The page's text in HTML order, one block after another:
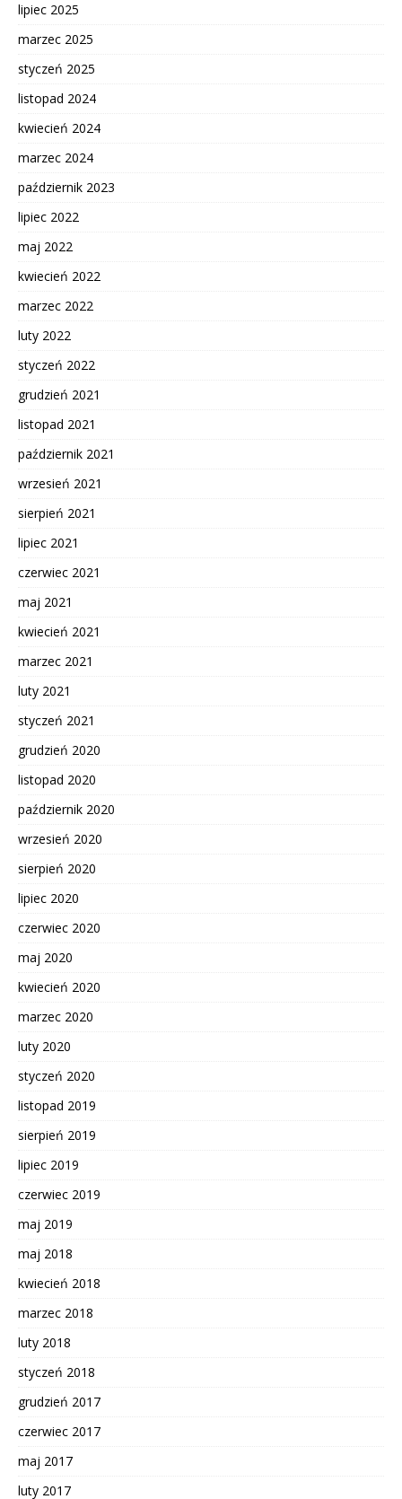
lipiec 2025
marzec 2025
styczeń 2025
listopad 2024
kwiecień 2024
marzec 2024
październik 2023
lipiec 2022
maj 2022
kwiecień 2022
marzec 2022
luty 2022
styczeń 2022
grudzień 2021
listopad 2021
październik 2021
wrzesień 2021
sierpień 2021
lipiec 2021
czerwiec 2021
maj 2021
kwiecień 2021
marzec 2021
luty 2021
styczeń 2021
grudzień 2020
listopad 2020
październik 2020
wrzesień 2020
sierpień 2020
lipiec 2020
czerwiec 2020
maj 2020
kwiecień 2020
marzec 2020
luty 2020
styczeń 2020
listopad 2019
sierpień 2019
lipiec 2019
czerwiec 2019
maj 2019
maj 2018
kwiecień 2018
marzec 2018
luty 2018
styczeń 2018
grudzień 2017
czerwiec 2017
maj 2017
luty 2017